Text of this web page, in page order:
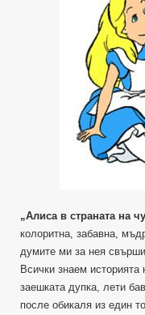
„Алиса в страната на
колоритна, забавна,
думите ми за нея
Всички знаем
заешката дупка, лети
после обикаля из един